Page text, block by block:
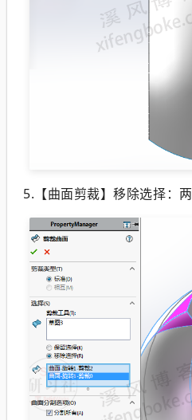
5.【曲面剪裁】移除选择：两